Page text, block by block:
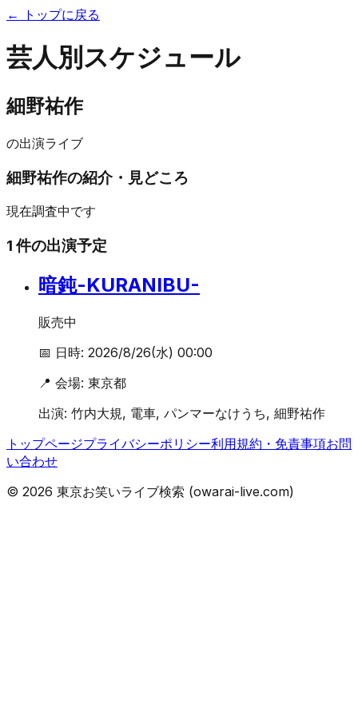
← トップに戻る
芸人別スケジュール
細野祐作
の出演ライブ
細野祐作の紹介・見どころ
現在調査中です
1 件の出演予定
暗鈍-KURANIBU-
販売中
📅 日時: 2026/8/26(水) 00:00
📍 会場: 東京都
出演: 竹内大規, 電車, パンマーなけうち, 細野祐作
トップページプライバシーポリシー利用規約・免責事項お問
い合わせ
© 2026 東京お笑いライブ検索 (owarai-live.com)